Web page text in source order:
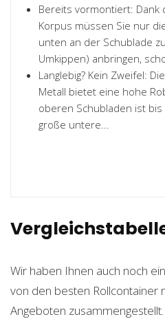
Bereits vormontiert:
Korpus müssen Sie nur
unten an der Schublade
Umkippen) anbringen,
Langlebig? Kein Zweifel:
Metall bietet eine hohe
oberen Schubladen ist
große untere...
Wir haben Ihnen auch noch
von den besten Rollcontainer
Angeboten